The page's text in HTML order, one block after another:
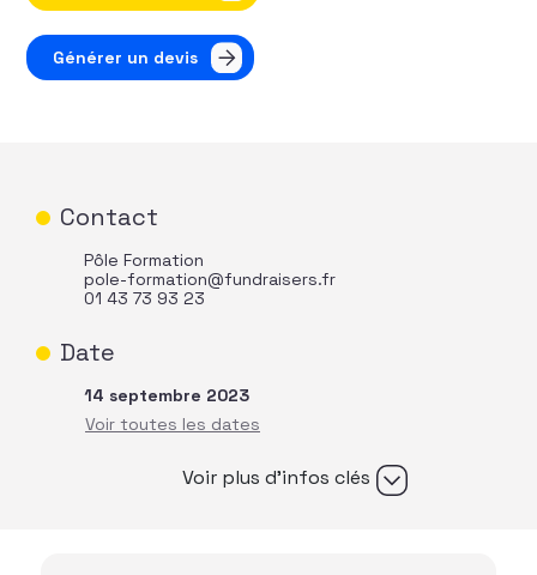
Générer un devis
Contact
Pôle Formation
pole-formation@fundraisers.fr
01 43 73 93 23
Date
14 septembre 2023
Voir plus d’infos clés